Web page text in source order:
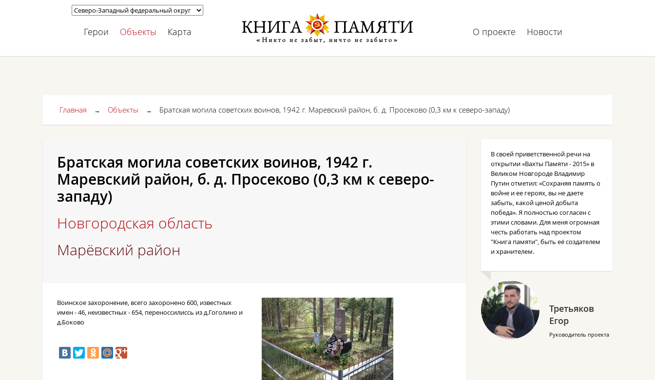
Герои Объекты Карта О проекте Новости
Главная → Объекты → Братская могила советских воинов, 1942 г. Маревский район, б. д. Просеково (0,3 км к северо-западу)
Братская могила советских воинов, 1942 г.
Маревский район, б. д. Просеково (0,3 км к северо-
западу)
Новгородская область
Марёвский район
Воинское захоронение, всего захоронено 600, известных
имен - 46, неизвестных - 654, переноссилиссь из д.Гоголино и
д.Боково
В своей приветственной речи на
открытии «Вахты Памяти - 2015» в
Великом Новгороде Владимир
Путин отметил: «Сохраняя память о
войне и ее героях, вы не даете
забыть, какой ценой добыта
победа». Я полностью согласен с
этими словами. Для меня огромная
честь работать над проектом
"Книга памяти", быть её создателем
и хранителем.
Третьяков
Егор
Руководитель проекта